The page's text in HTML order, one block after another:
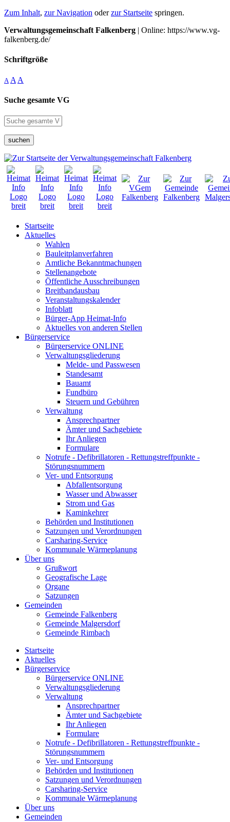
Zum Inhalt, zur Navigation oderzur Startseite springen.
Verwaltungsgemeinschaft Falkenberg | Online: https://www.vg-
falkenberg.de/
Schriftgröße
A A A
Suche gesamte VG
suchen
Startseite
Aktuelles
Wahlen
Bauleitplanverfahren
Amtliche Bekanntmachungen
Stellenangebote
Öffentliche Ausschreibungen
Breitbandausbau
Veranstaltungskalender
Infoblatt
Bürger-App Heimat-Info
Aktuelles von anderen Stellen
Bürgerservice
Bürgerservice ONLINE
Verwaltungsgliederung
Melde- und Passwesen
Standesamt
Bauamt
Fundbüro
Steuern und Gebühren
Verwaltung
Ansprechpartner
Ämter und Sachgebiete
Ihr Anliegen
Formulare
Notrufe - Defibrillatoren - Rettungstreffpunkte -
Störungsnummern
Ver- und Entsorgung
Abfallentsorgung
Wasser und Abwasser
Strom und Gas
Kaminkehrer
Behörden und Institutionen
Satzungen und Verordnungen
Carsharing-Service
Kommunale Wärmeplanung
Über uns
Grußwort
Geografische Lage
Organe
Satzungen
Gemeinden
Gemeinde Falkenberg
Gemeinde Malgersdorf
Gemeinde Rimbach
Startseite
Aktuelles
Bürgerservice
Bürgerservice ONLINE
Verwaltungsgliederung
Verwaltung
Ansprechpartner
Ämter und Sachgebiete
Ihr Anliegen
Formulare
Notrufe - Defibrillatoren - Rettungstreffpunkte -
Störungsnummern
Ver- und Entsorgung
Behörden und Institutionen
Satzungen und Verordnungen
Carsharing-Service
Kommunale Wärmeplanung
Über uns
Gemeinden